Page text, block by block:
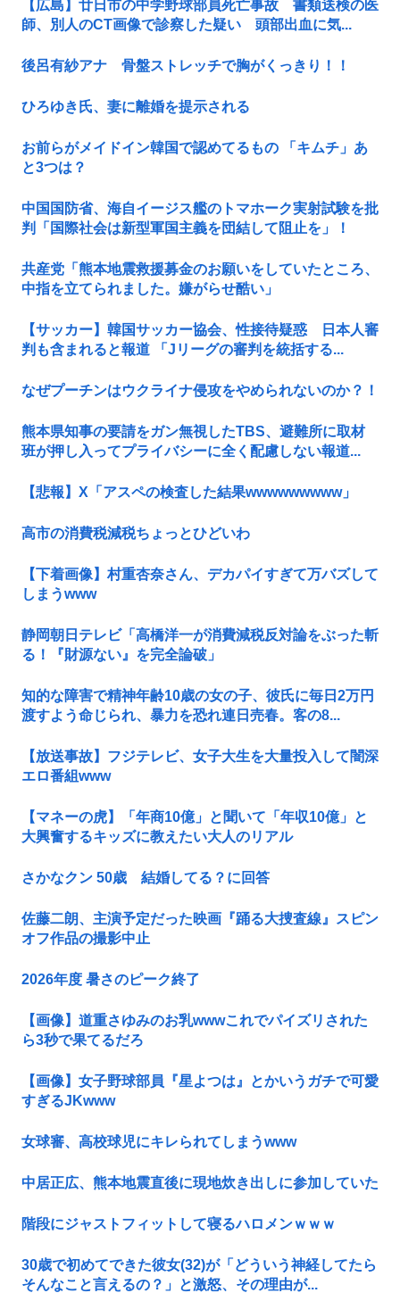
【広島】廿日市の中学野球部員死亡事故 書類送検の医
師、別人のCT画像で診察した疑い 頭部出血に気...
後呂有紗アナ 骨盤ストレッチで胸がくっきり！！
ひろゆき氏、妻に離婚を提示される
お前らがメイドイン韓国で認めてるもの 「キムチ」あ
と3つは？
中国国防省、海自イージス艦のトマホーク実射試験を批
判「国際社会は新型軍国主義を団結して阻止を」！
共産党「熊本地震救援募金のお願いをしていたところ、
中指を立てられました。嫌がらせ酷い」
【サッカー】韓国サッカー協会、性接待疑惑 日本人審
判も含まれると報道 「Jリーグの審判を統括する...
なぜプーチンはウクライナ侵攻をやめられないのか？！
熊本県知事の要請をガン無視したTBS、避難所に取材
班が押し入ってプライバシーに全く配慮しない報道...
【悲報】X「アスペの検査した結果wwwwwwwww」
高市の消費税減税ちょっとひどいわ
【下着画像】村重杏奈さん、デカパイすぎて万バズして
しまうwww
静岡朝日テレビ「高橋洋一が消費減税反対論をぶった斬
る！『財源ない』を完全論破」
知的な障害で精神年齢10歳の女の子、彼氏に毎日2万円
渡すよう命じられ、暴力を恐れ連日売春。客の8...
【放送事故】フジテレビ、女子大生を大量投入して闇深
エロ番組www
【マネーの虎】「年商10億」と聞いて「年収10億」と
大興奮するキッズに教えたい大人のリアル
さかなクン 50歳 結婚してる？に回答
佐藤二朗、主演予定だった映画『踊る大捜査線』スピン
オフ作品の撮影中止
2026年度 暑さのピーク終了
【画像】道重さゆみのお乳wwwこれでパイズリされた
ら3秒で果てるだろ
【画像】女子野球部員『星よつは』とかいうガチで可愛
すぎるJKwww
女球審、高校球児にキレられてしまうwww
中居正広、熊本地震直後に現地炊き出しに参加していた
階段にジャストフィットして寝るハロメンｗｗｗ
30歳で初めてできた彼女(32)が「どういう神経してたら
そんなこと言えるの？」と激怒、その理由が...